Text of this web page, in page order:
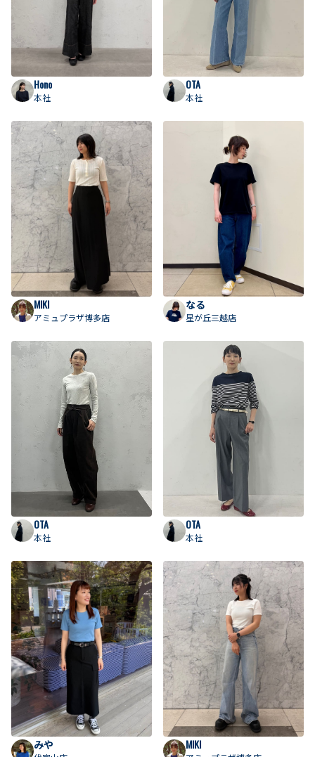
Hono
本社
OTA
本社
MIKI
アミュプラザ博多店
なる
星が丘三越店
OTA
本社
OTA
本社
みや MIKI